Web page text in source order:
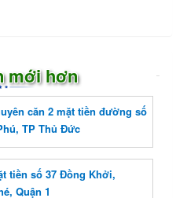
mới hơn
căn 2 mặt tiền đường số
TP Thủ Đức
tiền số 37 Đồng Khởi,
Quận 1